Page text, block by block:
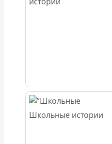
Школьные истории